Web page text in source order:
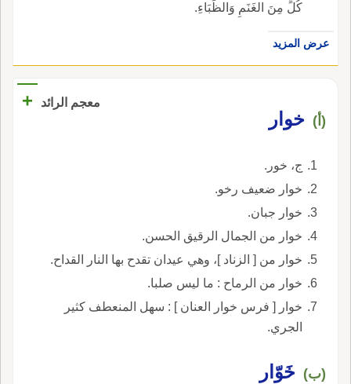
كُلٍّ مِنَ الغَنَمِ وَالظِّبَاءِ.
عرض المزيد
معجم الرائد +
(أ) خوار
ج، خور.
خوار ضعيف رخو.
خوار جبان.
خوار من الجمال الرقيق الحسن.
خوار من [ الزناد ]، وهي عيدان تقدح بها النار القداح.
خوار من الرماح : ما ليس صلبا.
خوار [ فرس خوار العنان ] : سهل المنعطف كثير
الجري.
(ب) خَوّار